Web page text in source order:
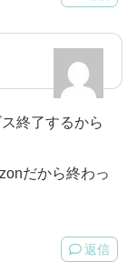
終了するから
だから終わっ
返信